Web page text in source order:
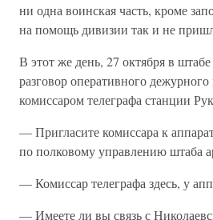
ни одна воинская часть, кроме
на помощь дивизии так и не
В этот же день, 27 октября в
разговор оперативного
комиссаром телеграфа станции
— Пригласите комиссара к
по полковому управлению штаба
— Комиссар телеграфа здесь, у
— Имеете ли вы связь с